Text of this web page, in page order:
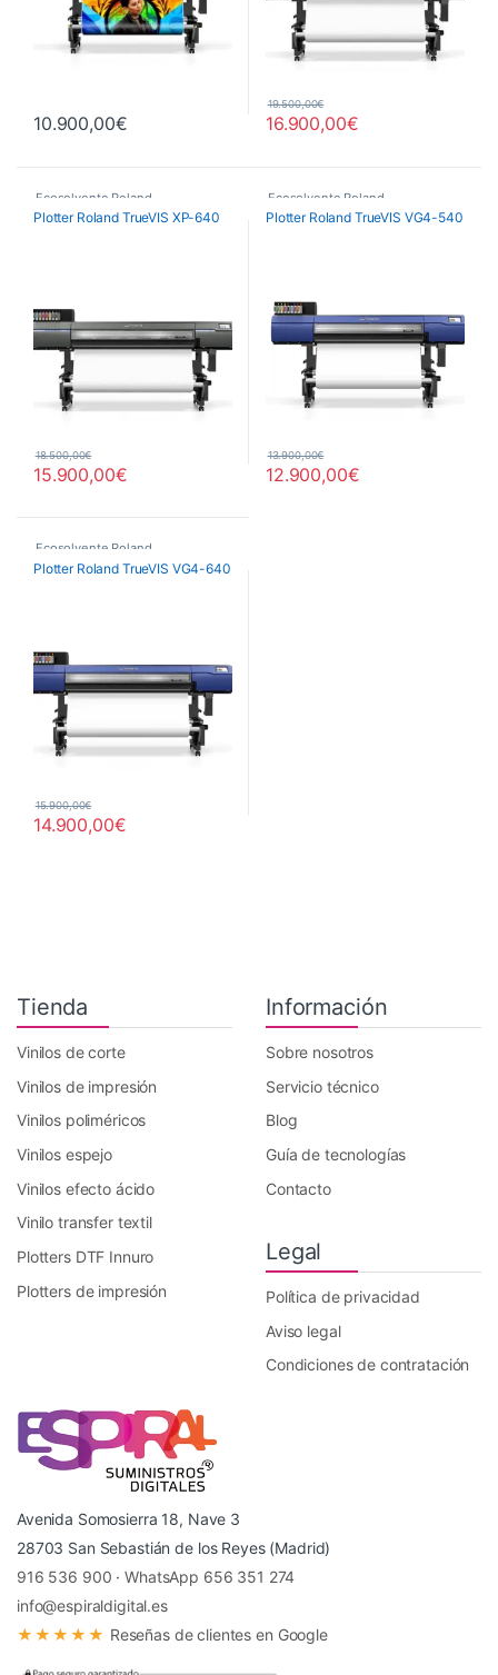
10.900,00€ 16.900,00€
19.500,00€
Ecosolvente Roland
Plotter Roland TrueVIS XP-640
15.900,00€
18.500,00€
Ecosolvente Roland
Plotter Roland TrueVIS VG4-540
12.900,00€
13.900,00€
Ecosolvente Roland
Plotter Roland TrueVIS VG4-640
14.900,00€
15.900,00€
Tienda
Vinilos de corte
Vinilos de impresión
Vinilos poliméricos
Vinilos espejo
Vinilos efecto ácido
Vinilo transfer textil
Plotters DTF Innuro
Plotters de impresión
Información
Sobre nosotros
Servicio técnico
Blog
Guía de tecnologías
Contacto
Legal
Política de privacidad
Aviso legal
Condiciones de contratación
Avenida Somosierra 18, Nave 3
28703 San Sebastián de los Reyes (Madrid)
916 536 900 ·WhatsApp 656 351 274
info@espiraldigital.es
★★★★★ Reseñas de clientes en Google